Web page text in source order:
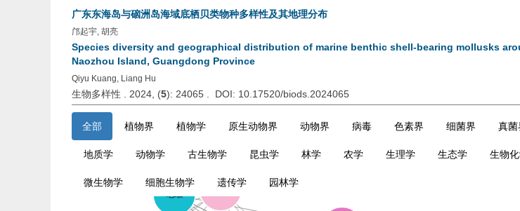
广东东海岛与硇洲岛海域底栖贝类物种多样性及其地理分布
邝起宇, 胡亮
Species diversity and geographical distribution of marine benthic shell-bearing mollusks
Naozhou Island, Guangdong Province
Qiyu Kuang, Liang Hu
生物多样性 . 2024, (5): 24065 . DOI: 10.17520/biods.2024065
全部 植物界 植物学 原生动物界 动物界 病毒 色素界 细菌界 真菌
地质学 动物学 古生物学 昆虫学 林学 农学 生理学 生态学 生物
微生物学 细胞生物学 遗传学 园林学
地理分布
笔螺